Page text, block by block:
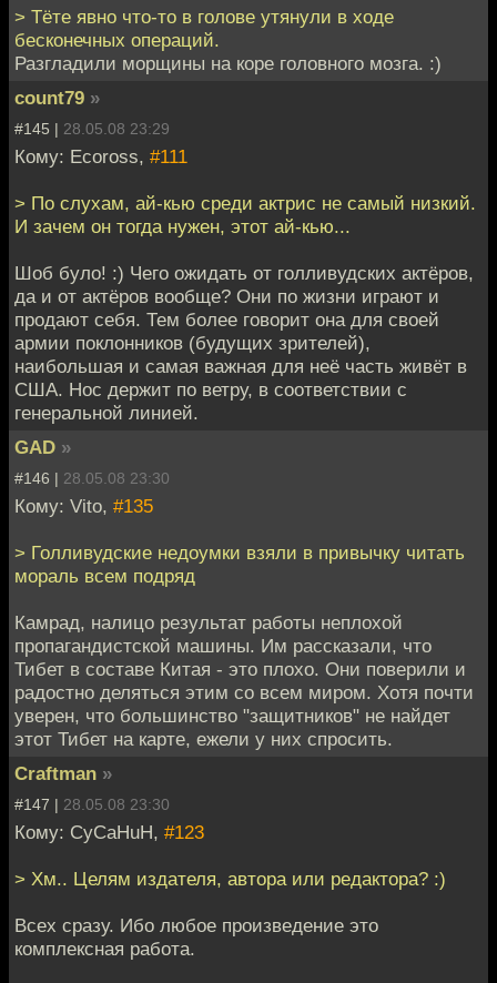
> Тёте явно что-то в голове утянули в ходе
бесконечных операций.
Разгладили морщины на коре головного мозга. :)
count79 »
#145 | 28.05.08 23:29
Кому: Ecoross, #111
> По слухам, ай-кью среди актрис не самый низкий.
И зачем он тогда нужен, этот ай-кью...
Шоб було! :) Чего ожидать от голливудских актёров,
да и от актёров вообще? Они по жизни играют и
продают себя. Тем более говорит она для своей
армии поклонников (будущих зрителей),
наибольшая и самая важная для неё часть живёт в
США. Нос держит по ветру, в соответствии с
генеральной линией.
GAD »
#146 | 28.05.08 23:30
Кому: Vito, #135
> Голливудские недоумки взяли в привычку читать
мораль всем подряд
Камрад, налицо результат работы неплохой
пропагандистской машины. Им рассказали, что
Тибет в составе Китая - это плохо. Они поверили и
радостно деляться этим со всем миром. Хотя почти
уверен, что большинство "защитников" не найдет
этот Тибет на карте, ежели у них спросить.
Craftman »
#147 | 28.05.08 23:30
Кому: CyCaHuH, #123
> Хм.. Целям издателя, автора или редактора? :)
Всех сразу. Ибо любое произведение это
комплексная работа.